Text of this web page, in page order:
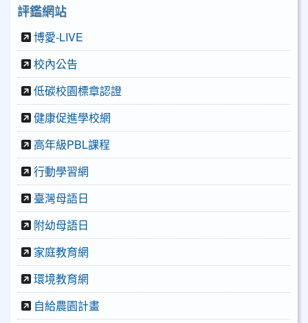
評鑑網站
博愛-LIVE
校內公告
低碳校園標章認證
健康促進學校網
高年級PBL課程
行動學習網
臺灣母語日
附幼母語日
家庭教育網
環境教育網
自給農園計畫